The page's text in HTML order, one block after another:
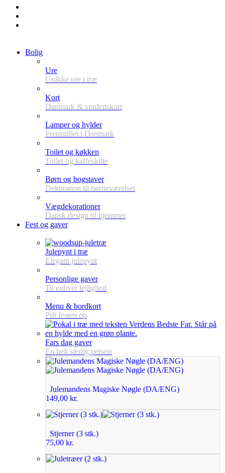
Bolig
Ure
Unikke ure i træ
Kort
Danmark & verdenskort
Lamper og hylder
Fremstillet i Danmark
Toilet og køkken
Toilet og kaffeskilte
Børn og bogstaver
Dekoration til børneværelset
Vægdekorationer
Dansk design til hjemmet
Fest og gaver
Julepynt i træ
Elegant julepynt
Personlige gaver
Til enhver lejlighed
Menu & bordkort
Pift festen op
Fars dag gaver
En helt særlig person
Julemandens Magiske Nøgle (DA/ENG)
149,00 kr.
Stjerner (3 stk.)
75,00 kr.